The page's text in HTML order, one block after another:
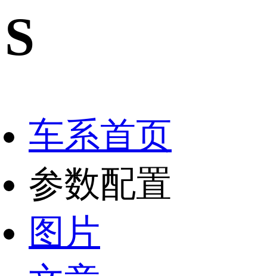
S
车系首页
参数配置
图片